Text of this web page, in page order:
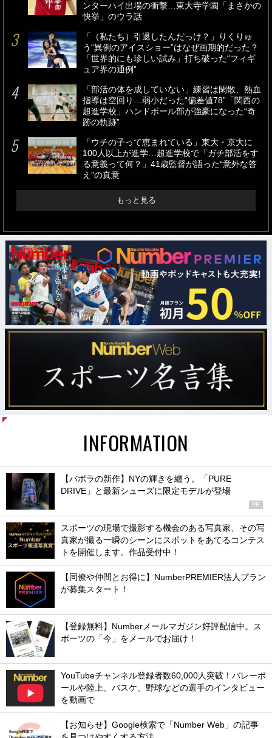
ンターハイ出場の衝撃…東大寺学園「まさかの
快挙」のウラ話
「（私たち）引退したんだっけ？」りくりゅ
う“異例のアイスショー”はなぜ画期的だった？
「世界的にも珍しい試み」打ち破った“フィギ
ュア界の通例”
「部活の体を成していない」練習は閑散、熱血
指導は空回り…弱小だった“偏差値78”「関西の
超進学校」ハンドボール部が強豪になった“奇
跡の軌跡”
「ウチの子って恵まれている」東大・京大に
100人以上が進学…超進学校で「ガチ部活をす
る意義って何？」41歳監督が語った“意外な答
え”の真意
もっと見る
INFORMATION
【バボラの新作】NYの輝きを纏う。「PURE
DRIVE」と最新シューズに限定モデルが登場
PR
スポーツの現場で撮影する機会のある写真家、その写
真家が撮る一瞬のシーンにスポットをあてるコンテス
トを開催します。作品受付中！
【同僚や仲間とお得に】NumberPREMIER法人プラン
が募集スタート！
【登録無料】Numberメールマガジン好評配信中。ス
ポーツの「今」をメールでお届け！
YouTubeチャンネル登録者数60,000人突破！バレーボ
ールや陸上、バスケ、野球などの選手のインタビュー
を動画で
【お知らせ】Google検索で「Number Web」の記事